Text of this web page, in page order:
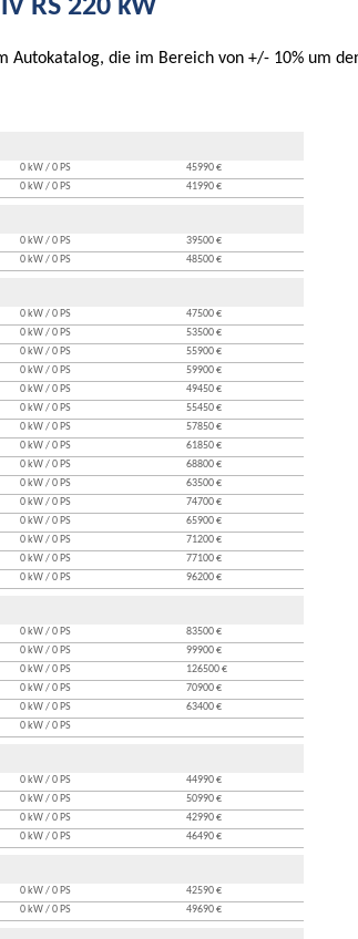
RS 220 kW
Autokatalog, die im Bereich von +/- 10% um
0 kW / 0 PS
45990 €
0 kW / 0 PS 41990 €
0 kW / 0 PS
39500 €
0 kW / 0 PS 48500 €
0 kW / 0 PS
47500 €
0 kW / 0 PS
53500 €
0 kW / 0 PS
55900 €
0 kW / 0 PS
59900 €
0 kW / 0 PS
49450 €
0 kW / 0 PS
55450 €
0 kW / 0 PS
57850 €
0 kW / 0 PS
61850 €
0 kW / 0 PS
68800 €
0 kW / 0 PS
63500 €
0 kW / 0 PS
74700 €
0 kW / 0 PS
65900 €
0 kW / 0 PS
71200 €
0 kW / 0 PS
77100 €
0 kW / 0 PS 96200 €
0 kW / 0 PS
83500 €
0 kW / 0 PS
99900 €
0 kW / 0 PS
126500 €
0 kW / 0 PS
70900 €
0 kW / 0 PS
63400 €
0 kW / 0 PS
0 kW / 0 PS
44990 €
0 kW / 0 PS
50990 €
0 kW / 0 PS
42990 €
0 kW / 0 PS 46490 €
0 kW / 0 PS
42590 €
0 kW / 0 PS 49690 €